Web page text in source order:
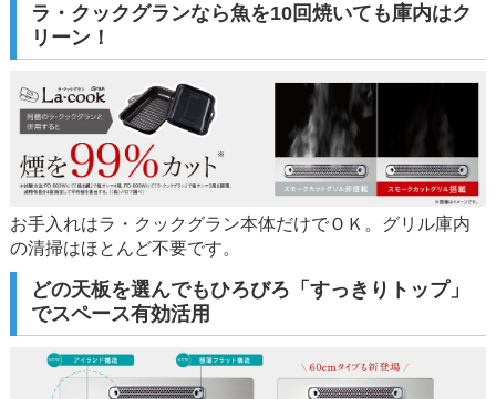
ラ・クックグランなら魚を10回焼いても庫内はク
リーン！
お手入れはラ・クックグラン本体だけでＯＫ。グリル庫内
の清掃はほとんど不要です。
どの天板を選んでもひろびろ「すっきりトップ」
でスペース有効活用